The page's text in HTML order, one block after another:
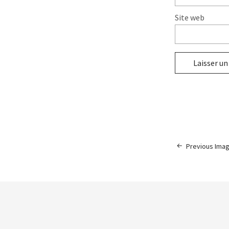
Site web
Previous